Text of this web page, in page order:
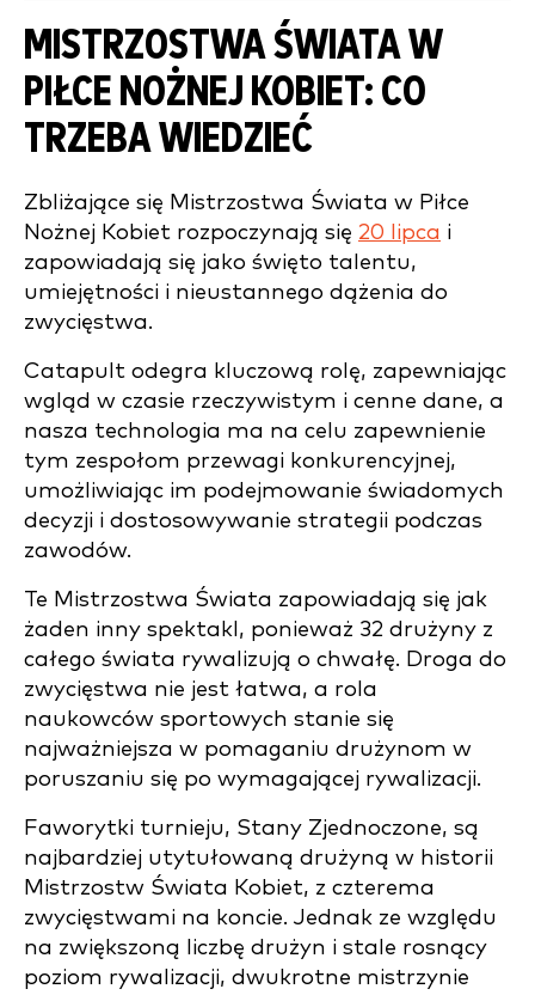
MISTRZOSTWA ŚWIATA W
PIŁCE NOŻNEJ KOBIET: CO
TRZEBA WIEDZIEĆ
Zbliżające się Mistrzostwa Świata w Piłce
Nożnej Kobiet rozpoczynają się 20 lipca i
zapowiadają się jako święto talentu,
umiejętności i nieustannego dążenia do
zwycięstwa.
Catapult odegra kluczową rolę, zapewniając
wgląd w czasie rzeczywistym i cenne dane, a
nasza technologia ma na celu zapewnienie
tym zespołom przewagi konkurencyjnej,
umożliwiając im podejmowanie świadomych
decyzji i dostosowywanie strategii podczas
zawodów.
Te Mistrzostwa Świata zapowiadają się jak
żaden inny spektakl, ponieważ 32 drużyny z
całego świata rywalizują o chwałę. Droga do
zwycięstwa nie jest łatwa, a rola
naukowców sportowych stanie się
najważniejsza w pomaganiu drużynom w
poruszaniu się po wymagającej rywalizacji.
Faworytki turnieju, Stany Zjednoczone, są
najbardziej utytułowaną drużyną w historii
Mistrzostw Świata Kobiet, z czterema
zwycięstwami na koncie. Jednak ze względu
na zwiększoną liczbę drużyn i stale rosnący
poziom rywalizacji, dwukrotne mistrzynie